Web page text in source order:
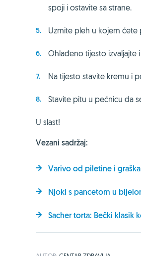
spoji i ostavite sa strane.
Uzmite pleh u kojem
Ohlađeno tijesto izvaljajte
Na tijesto stavite kremu i
Stavite pitu u pećnicu da
U slast!
Vezani sadržaj:
Varivo od piletine i
Njoki s pancetom u
Sacher torta: Bečki